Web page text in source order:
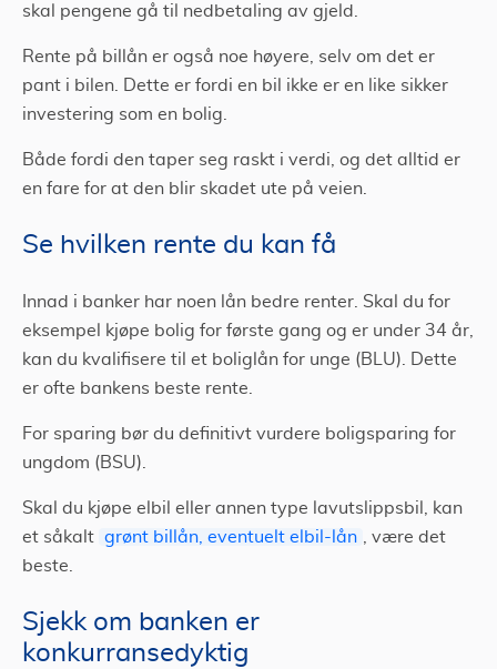
skal pengene gå til nedbetaling av gjeld.
Rente på billån er også noe høyere, selv om det er
pant i bilen. Dette er fordi en bil ikke er en like sikker
investering som en bolig.
Både fordi den taper seg raskt i verdi, og det alltid er
en fare for at den blir skadet ute på veien.
Se hvilken rente du kan få
Innad i banker har noen lån bedre renter. Skal du for
eksempel kjøpe bolig for første gang og er under 34 år,
kan du kvalifisere til et boliglån for unge (BLU). Dette
er ofte bankens beste rente.
For sparing bør du definitivt vurdere boligsparing for
ungdom (BSU).
Skal du kjøpe elbil eller annen type lavutslippsbil, kan
et såkalt grønt billån, eventuelt elbil-lån
, være det
beste.
Sjekk om banken er
konkurransedyktig